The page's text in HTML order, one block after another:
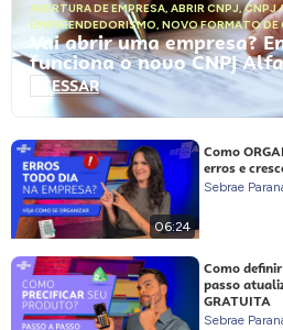
ABERTURA DE EMPRESA, ABRIR CNPJ,CNPJ
EMPREENDEDORISMO, NOVO FORMATO DE
Vai abrir uma empresa?
funciona o novo CNPJ
ACESSAR
06:24
Como
erros e
Sebrae
Como
passo
GRATUITA
Sebrae